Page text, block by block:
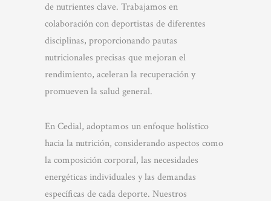
de nutrientes clave. Trabajamos en
colaboración con deportistas de diferentes
disciplinas, proporcionando pautas
nutricionales precisas que mejoran el
rendimiento, aceleran la recuperación y
promueven la salud general.
En Cedial, adoptamos un enfoque holístico
hacia la nutrición, considerando aspectos como
la composición corporal, las necesidades
energéticas individuales y las demandas
específicas de cada deporte. Nuestros